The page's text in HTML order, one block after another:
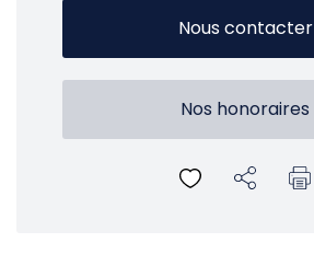
Nous contacter
Nos honoraires